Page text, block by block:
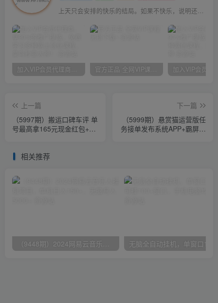
上天只会安排的快乐的结局。如果不快乐，说明还不是最后结局
加入VIP会员代理商，享90%的推广提成，免费学习多种网上创业课程，菜鸟秒变大神！ 官方正品 全网VIP课程 无损下载~
上一篇
（5997期）搬运口碑车评 单
号最高拿165元现金红包+新
下一篇
（5999期）悬赏猫运营版任
务接单发布系统APP+霸屏天
相关推荐
（9448期）2024网易云音乐人挂机项目，单机日入150+，无脑月入5000+